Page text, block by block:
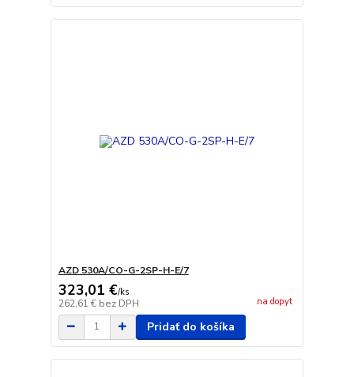
AZD 530A/CO-G-2SP-H-E/7
323,01 €/ks
262,61 € bez DPH na dopyt
Pridať do košíka